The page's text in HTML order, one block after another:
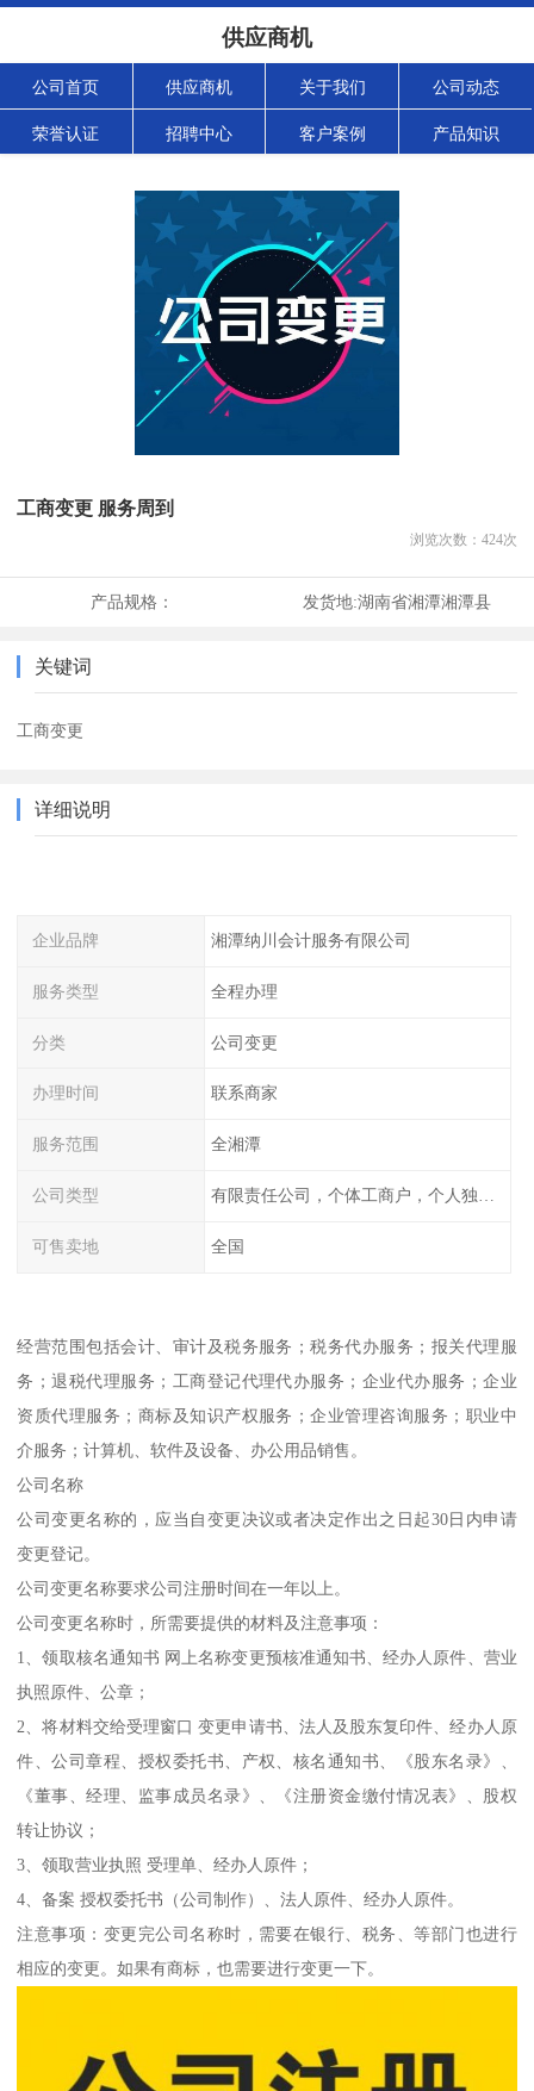
供应商机
公司首页 供应商机 关于我们 公司动态
荣誉认证 招聘中心 客户案例 产品知识
工商变更 服务周到
浏览次数： 424次
产品规格： 发货地:湖南省湘潭湘潭县
关键词
工商变更
详细说明
企业品牌 湘潭纳川会计服务有限公司
服务类型 全程办理
分类 公司变更
办理时间 联系商家
服务范围 全湘潭
公司类型
可售卖地 全国
经营范围包括会计、审计及税务服务；税务代办服务；报关代理服
务；退税代理服务；工商登记代理代办服务；企业代办服务；企业
资质代理服务；商标及知识产权服务；企业管理咨询服务；职业中
介服务；计算机、软件及设备、办公用品销售。
公司名称
公司变更名称的，应当自变更决议或者决定作出之日起30日内申请
变更登记。
公司变更名称要求公司注册时间在一年以上。
公司变更名称时，所需要提供的材料及注意事项：
1、领取核名通知书 网上名称变更预核准通知书、经办人原件、营业
执照原件、公章；
2、将材料交给受理窗口 变更申请书、法人及股东复印件、经办人原
件、公司章程、授权委托书、产权、核名通知书、《股东名录》、
《董事、经理、监事成员名录》、《注册资金缴付情况表》、股权
转让协议；
3、领取营业执照 受理单、经办人原件；
4、备案 授权委托书（公司制作）、法人原件、经办人原件。
注意事项：变更完公司名称时，需要在银行、税务、等部门也进行
相应的变更。如果有商标，也需要进行变更一下。